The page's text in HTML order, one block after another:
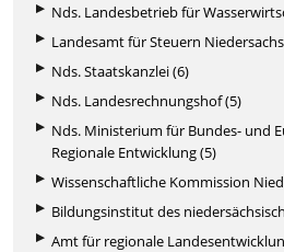
Nds. Landesbetrieb für
Landesamt für Steuern
Nds. Staatskanzlei (6)
Nds. Landesrechnungshof (5)
Nds. Ministerium für Bundes- und
Regionale Entwicklung (5)
Wissenschaftliche Kommission
Bildungsinstitut des
Amt für regionale